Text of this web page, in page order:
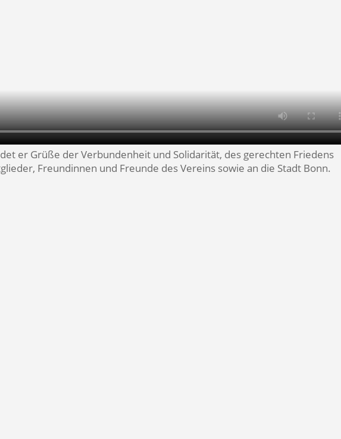
er Grüße der Verbundenheit und Solidarität, des gerechten Friedens
Freundinnen und Freunde des Vereins sowie an die Stadt Bonn.